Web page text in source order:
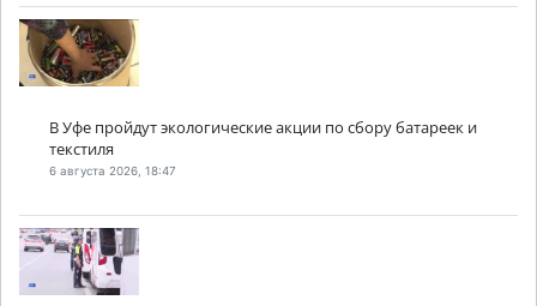
В Уфе пройдут экологические акции по сбору батареек и
текстиля
6 августа 2026, 18:47